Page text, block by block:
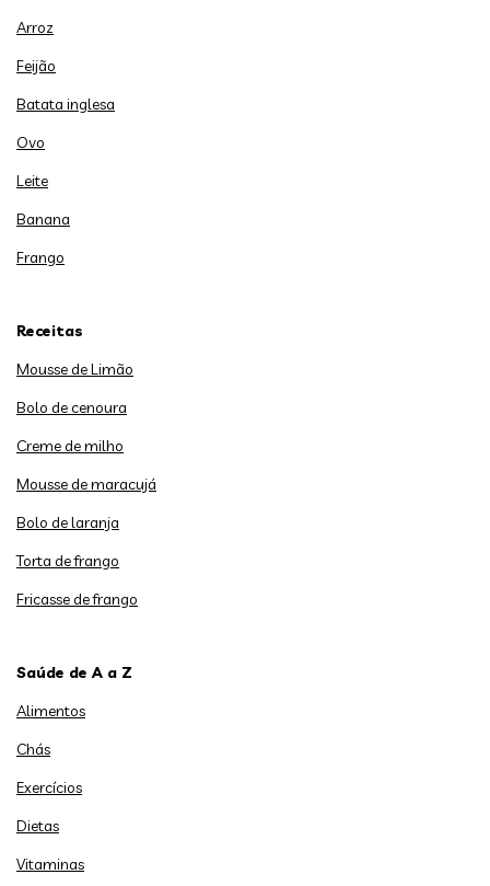
Arroz
Feijão
Batata inglesa
Ovo
Leite
Banana
Frango
Receitas
Mousse de Limão
Bolo de cenoura
Creme de milho
Mousse de maracujá
Bolo de laranja
Torta de frango
Fricasse de frango
Saúde de A a Z
Alimentos
Chás
Exercícios
Dietas
Vitaminas